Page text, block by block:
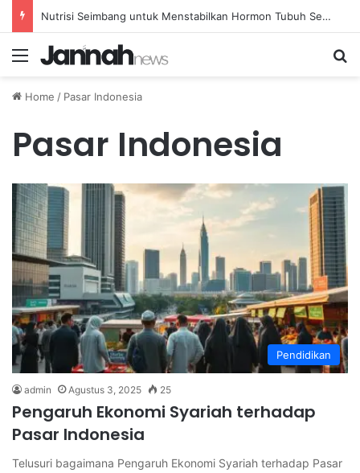
Nutrisi Seimbang untuk Menstabilkan Hormon Tubuh Secara Alami dan Aman Setiap Hari
Menu
Home / Pasar Indonesia
Pasar Indonesia
Pendidikan
admin Agustus 3, 2025 25
Pengaruh Ekonomi Syariah terhadap
Pasar Indonesia
Telusuri bagaimana Pengaruh Ekonomi Syariah terhadap Pasar